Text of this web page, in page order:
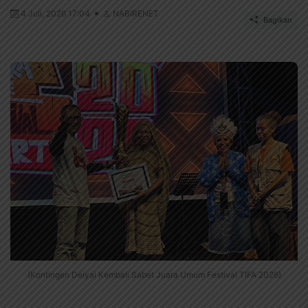
4 Juli, 2026 17:04 NABIRENET
Bagikan
(Kontingen Deiyai Kembali Sabet Juara Umum Festival TIFA 2026)